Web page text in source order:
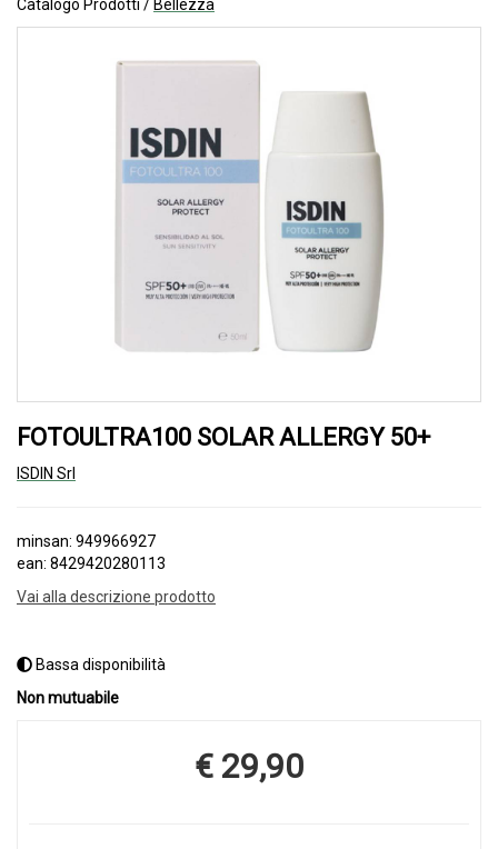
Catalogo Prodotti / Bellezza
FOTOULTRA100 SOLAR ALLERGY 50+
ISDIN Srl
minsan: 949966927
ean: 8429420280113
Vai alla descrizione prodotto
Bassa disponibilità
Non mutuabile
Prezzo
€ 29,90